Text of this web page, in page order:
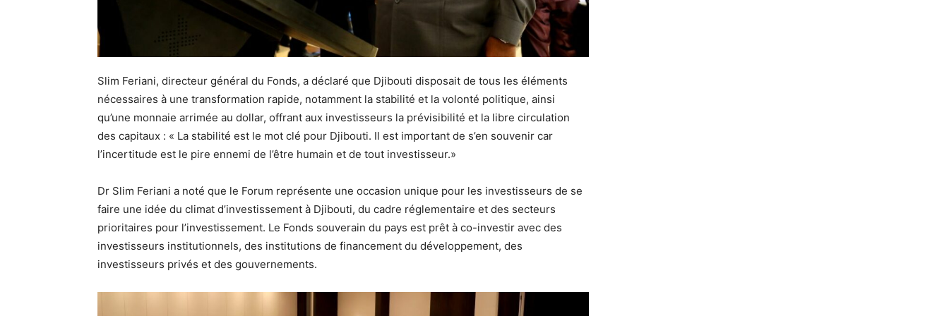
Slim Feriani, directeur général du Fonds, a déclaré que Djibouti disposait de tous les éléments
nécessaires à une transformation rapide, notamment la stabilité et la volonté politique, ainsi
qu’une monnaie arrimée au dollar, offrant aux investisseurs la prévisibilité et la libre circulation
des capitaux : « La stabilité est le mot clé pour Djibouti. Il est important de s’en souvenir car
l’incertitude est le pire ennemi de l’être humain et de tout investisseur.»
Dr Slim Feriani a noté que le Forum représente une occasion unique pour les investisseurs de se
faire une idée du climat d’investissement à Djibouti, du cadre réglementaire et des secteurs
prioritaires pour l’investissement. Le Fonds souverain du pays est prêt à co-investir avec des
investisseurs institutionnels, des institutions de financement du développement, des
investisseurs privés et des gouvernements.